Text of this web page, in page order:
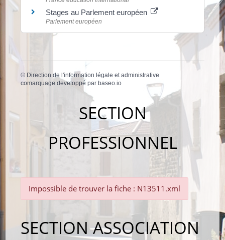
Stages au Parlement européen
Parlement européen
© Direction de l'information légale et administrative
comarquage developpé parbaseo.io
SECTION
PROFESSIONNEL
Impossible de trouver la fiche : N13511.xml
SECTION ASSOCIATION